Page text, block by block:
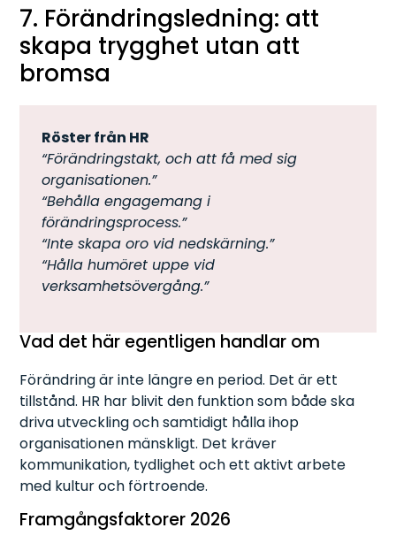
7. Förändringsledning: att
skapa trygghet utan att
bromsa
Röster från HR
“Förändringstakt, och att få med sig
organisationen.”
“Behålla engagemang i
förändringsprocess.”
“Inte skapa oro vid nedskärning.”
“Hålla humöret uppe vid
verksamhetsövergång.”
Vad det här egentligen handlar om
Förändring är inte längre en period. Det är ett
tillstånd. HR har blivit den funktion som både ska
driva utveckling och samtidigt hålla ihop
organisationen mänskligt. Det kräver
kommunikation, tydlighet och ett aktivt arbete
med kultur och förtroende.
Framgångsfaktorer 2026